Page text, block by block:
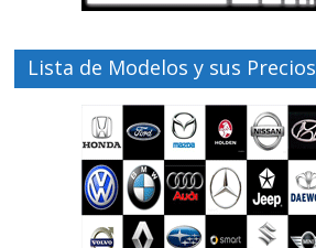
Lista de Modelos y sus Precios